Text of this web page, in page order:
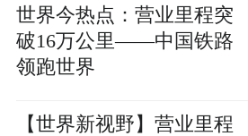
世界今热点：营业里程突
破16万公里——中国铁路
领跑世界
【世界新视野】营业里程